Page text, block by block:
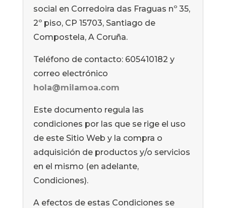
social en Corredoira das Fraguas nº 35,
2º piso, CP 15703, Santiago de
Compostela, A Coruña.
Teléfono de contacto: 605410182 y
correo electrónico
hola@milamoa.com
Este documento regula las
condiciones por las que se rige el uso
de este Sitio Web y la compra o
adquisición de productos y/o servicios
en el mismo (en adelante,
Condiciones).
A efectos de estas Condiciones se